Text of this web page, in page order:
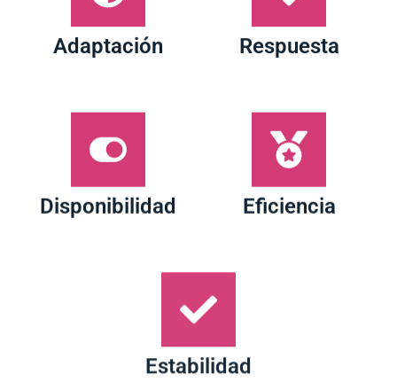
Disponibilidad Eficiencia
Estabilidad